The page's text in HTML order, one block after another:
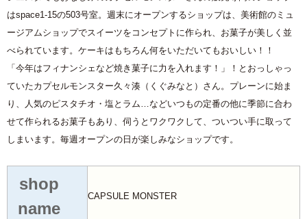
はspace1-15の503号室。週末にオープンするショップは、美術館のミュ
ージアムショップでスイーツをコンセプトに作られ、お菓子が美しく並
べられています。ケーキはもちろん何をいただいてもおいしい！！
「今年はフィナンシェなど焼き菓子に力を入れます！」！とおっしゃっ
ていたカプセルモンスター久々湊（くぐみなと）さん。プレーンに始ま
り、人気のピスタチオ・塩とラム…などいつもの定番の他に季節に合わ
せて作られるお菓子もあり、伺うとワクワクして、ついつい手に取って
しまいます。毎週オープンの日が楽しみなショップです。
shop
name
CAPSULE MONSTER